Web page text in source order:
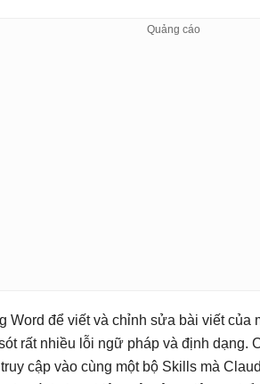
Word để viết và chỉnh sửa bài viết của
rất nhiều lỗi ngữ pháp và định dạng.
cập vào cùng một bộ Skills mà